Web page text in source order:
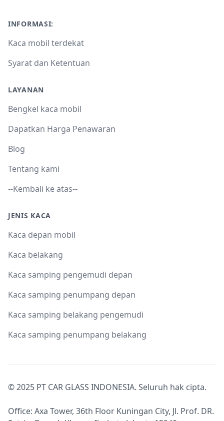
INFORMASI:
Kaca mobil terdekat
Syarat dan Ketentuan
LAYANAN
Bengkel kaca mobil
Dapatkan Harga Penawaran
Blog
Tentang kami
--Kembali ke atas--
JENIS KACA
Kaca depan mobil
Kaca belakang
Kaca samping pengemudi depan
Kaca samping penumpang depan
Kaca samping belakang pengemudi
Kaca samping penumpang belakang
© 2025 PT CAR GLASS INDONESIA. Seluruh hak cipta.
Office: Axa Tower, 36th Floor Kuningan City, Jl. Prof. DR.